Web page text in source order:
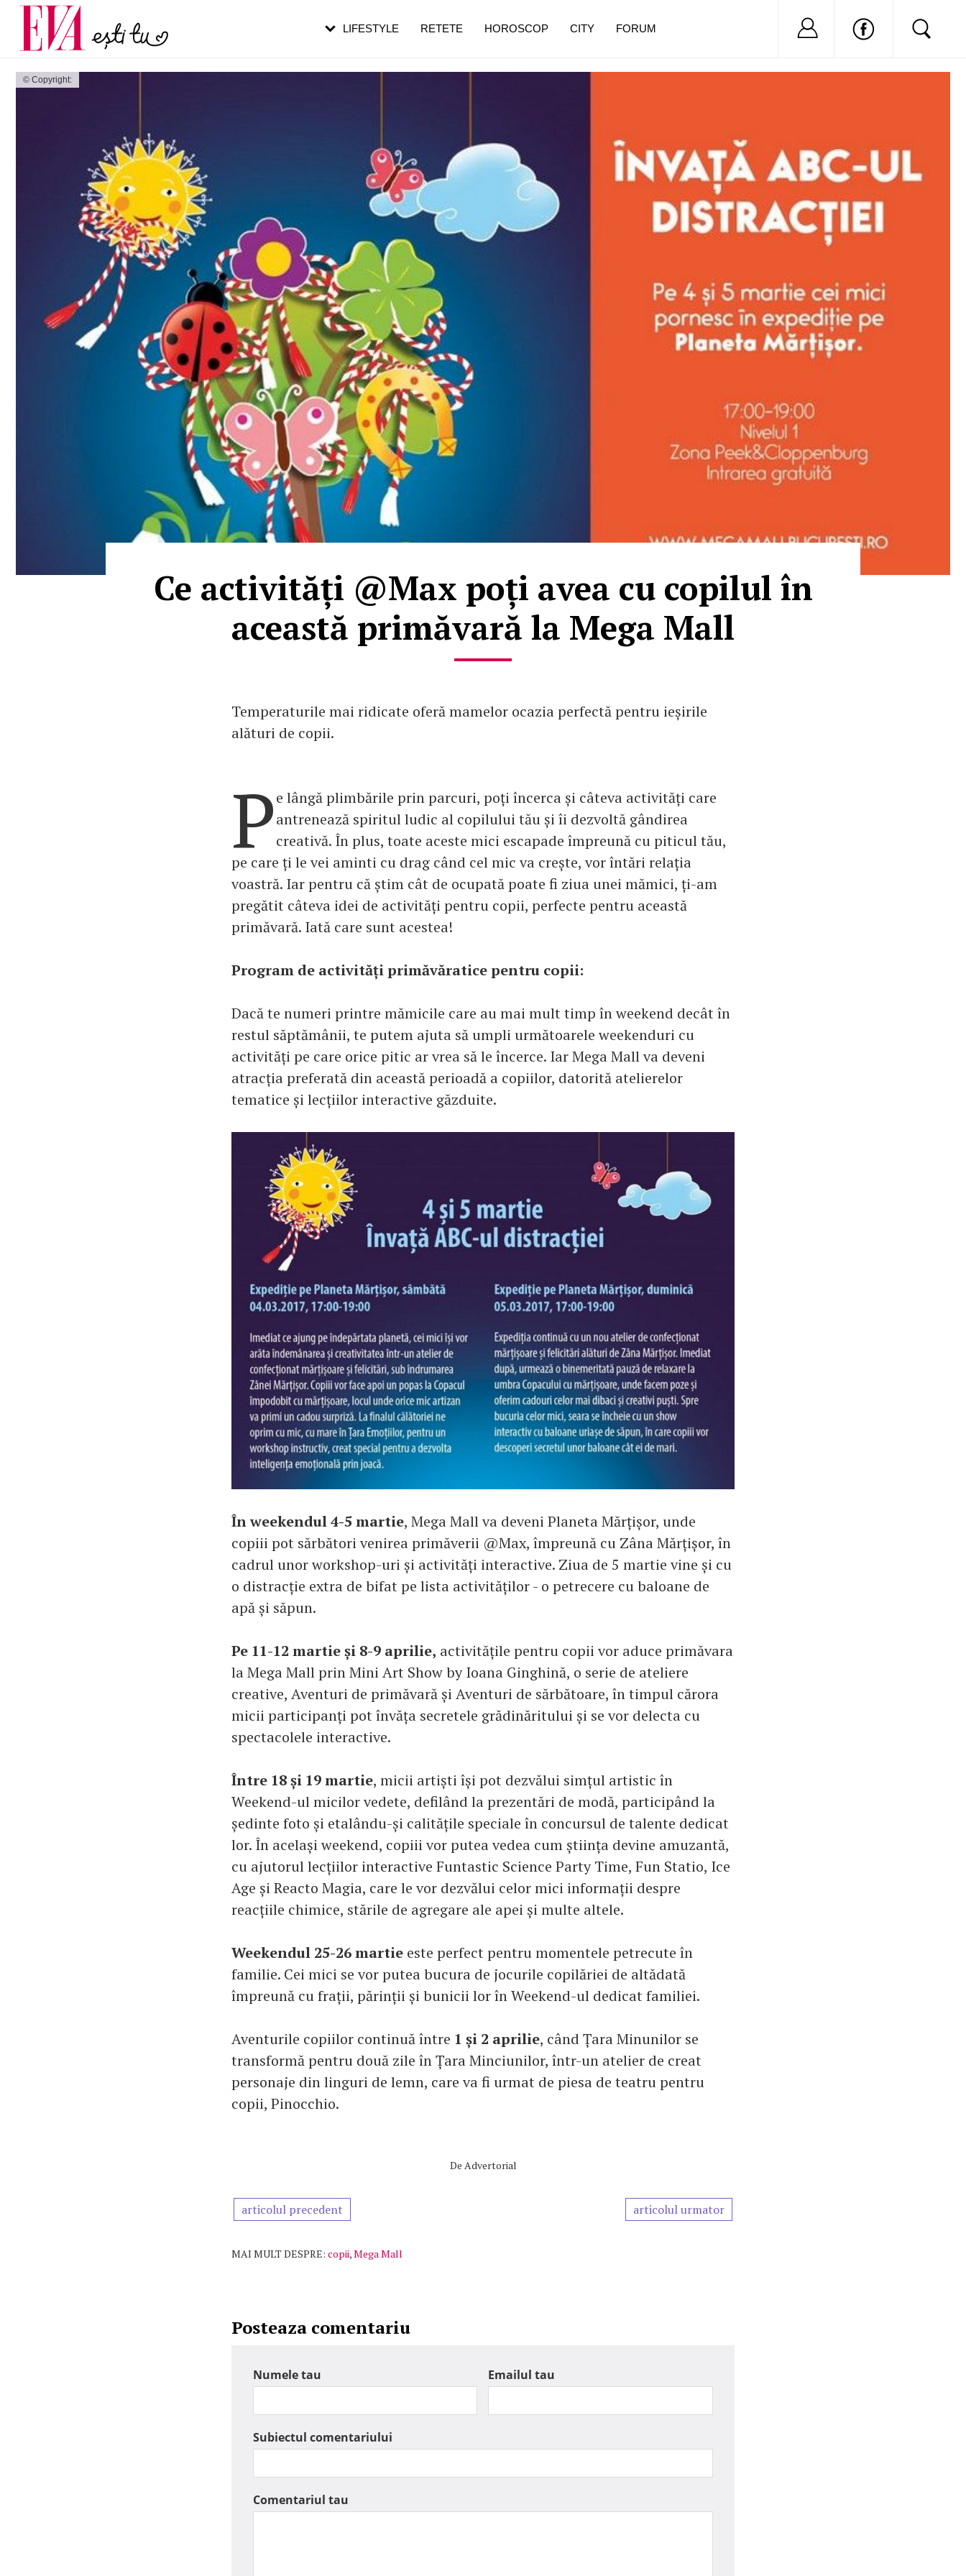
© Copyright:
Ce activități @Max poți avea cu copilul în
această primăvară la Mega Mall
Temperaturile mai ridicate oferă mamelor ocazia perfectă pentru ieșirile
alături de copii.
Pe lângă plimbările prin parcuri, poți încerca și câteva activități care
antrenează spiritul ludic al copilului tău și îi dezvoltă gândirea
creativă. În plus, toate aceste mici escapade împreună cu piticul tău,
pe care ți le vei aminti cu drag când cel mic va crește, vor întări relația
voastră. Iar pentru că știm cât de ocupată poate fi ziua unei mămici, ți-am
pregătit câteva idei de activități pentru copii, perfecte pentru această
primăvară. Iată care sunt acestea!
Program de activități primăvăratice pentru copii:
Dacă te numeri printre mămicile care au mai mult timp în weekend decât în
restul săptămânii, te putem ajuta să umpli următoarele weekenduri cu
activități pe care orice pitic ar vrea să le încerce. Iar Mega Mall va deveni
atracția preferată din această perioadă a copiilor, datorită atelierelor
tematice și lecțiilor interactive găzduite.
În weekendul 4-5 martie, Mega Mall va deveni Planeta Mărțișor, unde
copiii pot sărbători venirea primăverii @Max, împreună cu Zâna Mărțișor, în
cadrul unor workshop-uri și activități interactive. Ziua de 5 martie vine și cu
o distracție extra de bifat pe lista activităților - o petrecere cu baloane de
apă și săpun.
Pe 11-12 martie și 8-9 aprilie, activitățile pentru copii vor aduce primăvara
la Mega Mall prin Mini Art Show by Ioana Ginghină, o serie de ateliere
creative, Aventuri de primăvară și Aventuri de sărbătoare, în timpul cărora
micii participanți pot învăța secretele grădinăritului și se vor delecta cu
spectacolele interactive.
Între 18 și 19 martie, micii artiști își pot dezvălui simțul artistic în
Weekend-ul micilor vedete, defilând la prezentări de modă, participând la
ședinte foto și etalându-și calitățile speciale în concursul de talente dedicat
lor. În același weekend, copiii vor putea vedea cum știința devine amuzantă,
cu ajutorul lecțiilor interactive Funtastic Science Party Time, Fun Statio, Ice
Age și Reacto Magia, care le vor dezvălui celor mici informații despre
reacțiile chimice, stările de agregare ale apei și multe altele.
Weekendul 25-26 martie este perfect pentru momentele petrecute în
familie. Cei mici se vor putea bucura de jocurile copilăriei de altădată
împreună cu frații, părinții și bunicii lor în Weekend-ul dedicat familiei.
Aventurile copiilor continuă între 1 și 2 aprilie, când Țara Minunilor se
transformă pentru două zile în Țara Minciunilor, într-un atelier de creat
personaje din linguri de lemn, care va fi urmat de piesa de teatru pentru
copii, Pinocchio.
De Advertorial
articolul precedent articolul urmator
MAI MULT DESPRE: copii,Mega Mall
Posteaza comentariu
Numele tau Emailul tau
Subiectul comentariului
Comentariul tau
LIFESTYLE RETETE HOROSCOP CITY FORUM Nu ai cont?
Carieră
Actualitate
pe măsură ce înaintezi în vârstă
de dureroasă este investigația